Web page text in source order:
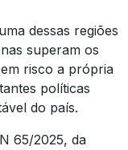
dessas regiões
superam os
risco a própria
políticas
do país.
65/2025, da